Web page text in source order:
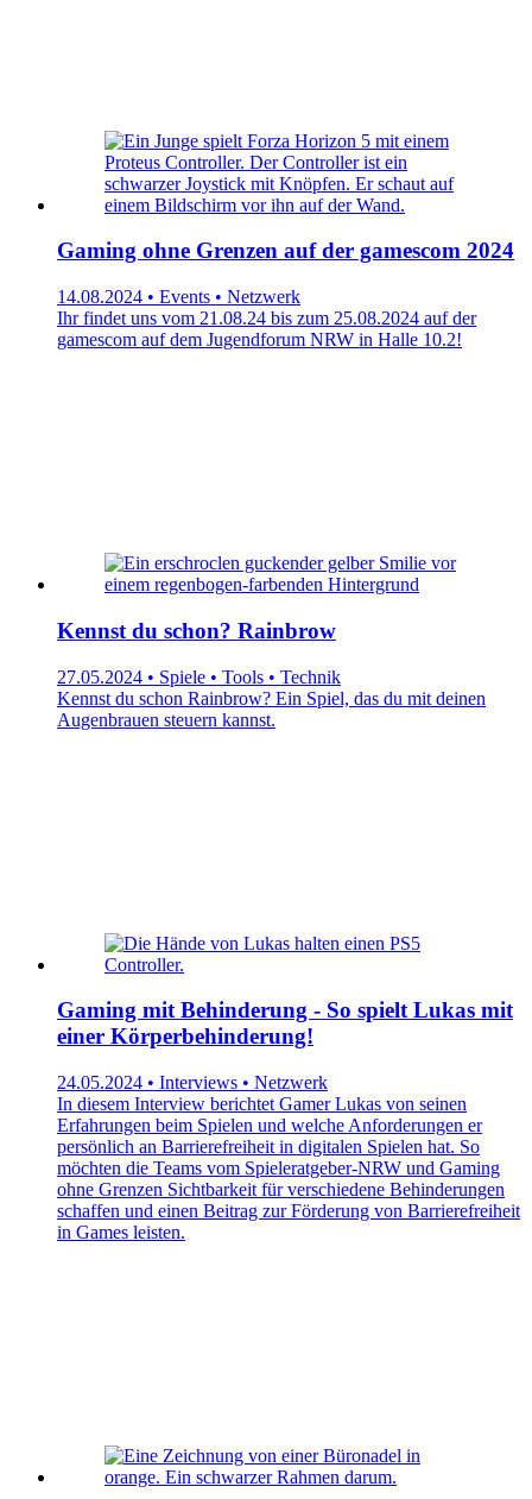
Gaming ohne Grenzen auf der gamescom 2024
14.08.2024 • Events • Netzwerk
Ihr findet uns vom 21.08.24 bis zum 25.08.2024 auf der
gamescom auf dem Jugendforum NRW in Halle 10.2!
Kennst du schon? Rainbrow
27.05.2024 • Spiele • Tools • Technik
Kennst du schon Rainbrow? Ein Spiel, das du mit deinen
Augenbrauen steuern kannst.
Gaming mit Behinderung - So spielt Lukas mit
einer Körperbehinderung!
24.05.2024 • Interviews • Netzwerk
In diesem Interview berichtet Gamer Lukas von seinen
Erfahrungen beim Spielen und welche Anforderungen er
persönlich an Barrierefreiheit in digitalen Spielen hat. So
möchten die Teams vom Spieleratgeber-NRW und Gaming
ohne Grenzen Sichtbarkeit für verschiedene Behinderungen
schaffen und einen Beitrag zur Förderung von Barrierefreiheit
in Games leisten.